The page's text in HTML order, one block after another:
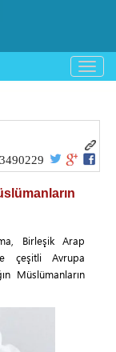
باز
و
کردن
3490229
Birleşik Arap
çeşitli Avrupa
Müslümanların